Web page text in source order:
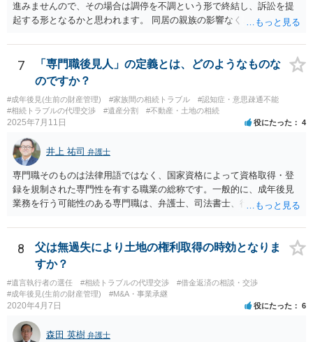
進みませんので、その場合は調停を不調という形で終結し、訴訟を提
起する形となるかと思われます。 同居の親族の影響なく、というのは
め、後からひっくり返すということは難しくなってくるかと思われま
す。 公開相談の場でのご相談については、どうしても限界が出てしま
うため、一度個別にご相談をされることをお勧めいたします。
7
「専門職後見人」の定義とは、どのようなものな
のですか？
#成年後見(生前の財産管理) #家族間の相続トラブル
#認知症・意思疎通不能
#相続トラブルの代理交渉
#遺産分割 #不動産・土地の相続
2025年7月11日 役にたった 4
井上 祐司 弁護士
専門職そのものは法律用語ではなく、国家資格によって資格取得・登
録を規制された専門性を有する職業の総称です。一般的に、成年後見
業務を行う可能性のある専門職は、弁護士、司法書士、行政書士、税
士はほぼ無条件で成年後見人に選任されるわけではなく、基幹研修を
受講して継続研修を受講し続ける必要がありますが、家庭裁判所から
選任された場合には専門職後見人と呼ぶことになるでしょう。
8
父は無過失により土地の権利取得の時効となりま
すか？
#遺言執行者の選任 #相続トラブルの代理交渉
#借金返済の相談・交渉
#成年後見(生前の財産管理)
#M&A・事業承継
2020年4月7日 役にたった 6
森田 英樹 弁護士